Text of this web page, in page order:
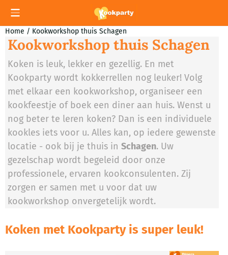
Cookievoorkeuren zijn momenteel gesloten.
Home / Kookworkshop thuis Schagen
Kookworkshop thuis Schagen
Koken is leuk, lekker en gezellig. En met
Kookparty wordt kokkerrellen nog leuker! Volg
met elkaar een kookworkshop, organiseer een
kookfeestje of boek een diner aan huis. Wenst u
nog beter te leren koken? Dan is een individuele
kookles iets voor u. Alles kan, op iedere gewenste
locatie - ook bij je thuis in Schagen. Uw
gezelschap wordt begeleid door onze
professionele, ervaren kookconsulenten. Zij
zorgen er samen met u voor dat uw
kookworkshop onvergetelijk wordt.
Koken met Kookparty is super leuk!